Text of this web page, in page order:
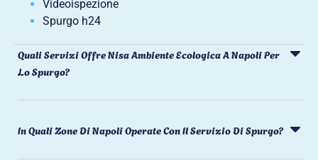
Videoispezione
Spurgo h24
Quali Servizi Offre Nisa Ambiente Ecologica A Napoli Per
Lo Spurgo?
In Quali Zone Di Napoli Operate Con Il Servizio Di Spurgo?